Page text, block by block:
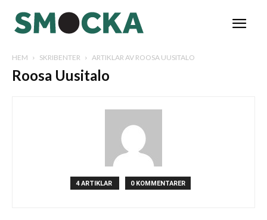
HEM SKRIBENTER ARTIKLAR AV ROOSA UUSITALO
Roosa Uusitalo
4 ARTIKLAR 0 KOMMENTARER